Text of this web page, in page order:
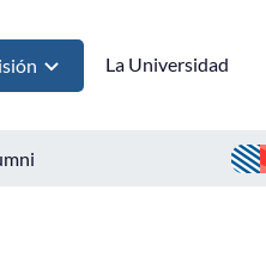
La Universidad